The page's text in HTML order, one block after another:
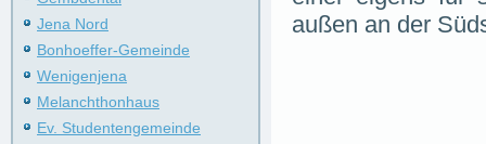
Jena Nord
Bonhoeffer-Gemeinde
Wenigenjena
Melanchthonhaus
Ev. Studentengemeinde
außen an der